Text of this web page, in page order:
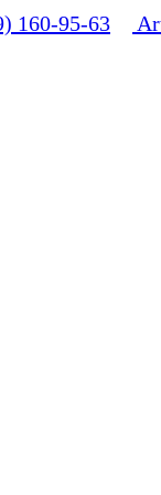
160-95-63